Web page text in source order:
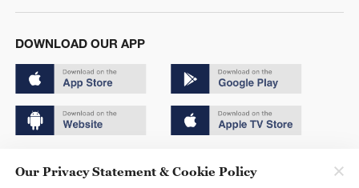
DOWNLOAD OUR APP
Our Privacy Statement & Cookie Policy